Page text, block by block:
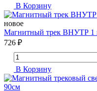
В Корзину
новое
Магнитный трек ВНУТР 1
726 ₽
В Корзину